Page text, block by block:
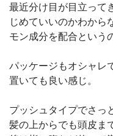
最近分け目が目立って
じめていいのかわから
モン成分を配合という
パッケージもオシャレ
置いても良い感じ。
プッシュタイプでさっ
髪の上からでも頭皮ま